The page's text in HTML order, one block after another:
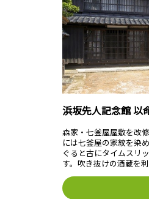
浜坂先人記念館 以
森家・七釜屋屋敷を改
には七釜屋の家紋を染
ぐると古にタイムスリ
す。吹き抜けの酒蔵を